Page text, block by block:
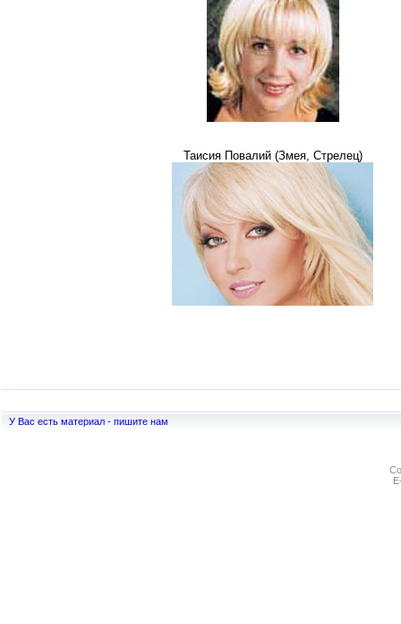
Таисия Повалий (Змея, Стрелец)
У Вас есть материал - пишите нам